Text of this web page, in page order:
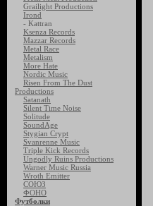
Grailight Productions
Irond
- Kattran
Ksenza Records
Mazzar Records
Metal Race
Metalism
More Hate
Nordic Music
Risen From The Dust
Productions
Satanath
Silent Time Noise
Solitude
SoundAge
Stygian Crypt
Svanrenne Music
Triple Kick Records
Ungodly Ruins Productions
Warner Music Russia
Wroth Emitter
СОЮЗ
ФОНО
Футболки